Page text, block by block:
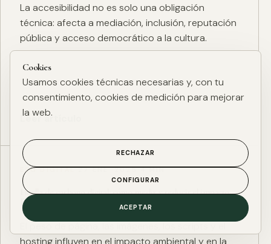
La accesibilidad no es solo una obligación
técnica: afecta a mediación, inclusión, reputación
pública y acceso democrático a la cultura.
Leer artículo
ESG DIGITAL·27 ENE. 2025·4 MIN
Huella de carbono digital: cómo medir y reducir el impacto
ESG de una web
El peso de página, las imágenes, los scripts y el
hosting influyen en el impacto ambiental y en la
Cookies
Usamos cookies técnicas necesarias y, con tu
consentimiento, cookies de medición para mejorar
la web.
RECHAZAR
CONFIGURAR
ACEPTAR